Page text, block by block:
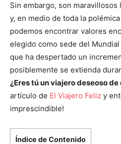
Sin embargo, son maravillosos
y, en medio de toda la
podemos encontrar valores
elegido como sede del
que ha despertado un
posiblemente se extienda
¿Eres tú un viajero deseoso
artículo de El Viajero Feliz y
imprescindible!
Índice de Contenido